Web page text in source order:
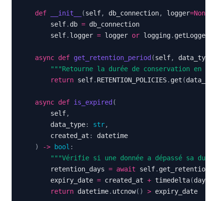
def __init__ (self, db_connection, logger=None
        self
. db =
        self
. logger = logger or logging. getLogger
async def get_retention_period (self, data_type
"""Retourne la durée de conservation en
return self. RETENTION_POLICIES. get (
async def is_expired (
        self
,
        data_type
: str,
        created_at
:
)
-> bool :
"""Vérifie si une donnée a dépassé sa
        retention_days
= await self.
        expiry_date
= created_at + timedelta(days
return datetime. utcnow( ) >